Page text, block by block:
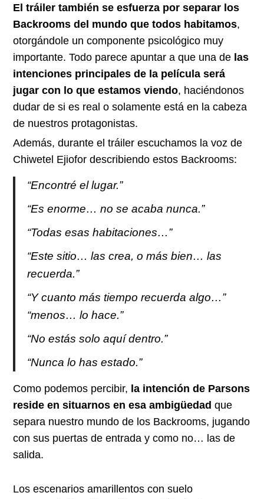
El tráiler también se esfuerza por separar los
Backrooms del mundo que todos habitamos,
otorgándole un componente psicológico muy
importante. Todo parece apuntar a que una de las
intenciones principales de la película será
jugar con lo que estamos viendo, haciéndonos
dudar de si es real o solamente está en la cabeza
de nuestros protagonistas.
Además, durante el tráiler escuchamos la voz de
Chiwetel Ejiofor describiendo estos Backrooms:
“Encontré el lugar.”
“Es enorme… no se acaba nunca.”
“Todas esas habitaciones…”
“Este sitio… las crea, o más bien… las
recuerda.”
“Y cuanto más tiempo recuerda algo…”
“menos… lo hace.”
“No estás solo aquí dentro.”
“Nunca lo has estado.”
Como podemos percibir, la intención de Parsons
reside en situarnos en esa ambigüedad que
separa nuestro mundo de los Backrooms, jugando
con sus puertas de entrada y como no… las de
salida.
Los escenarios amarillentos con suelo